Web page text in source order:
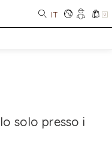
IT 0
solo presso i